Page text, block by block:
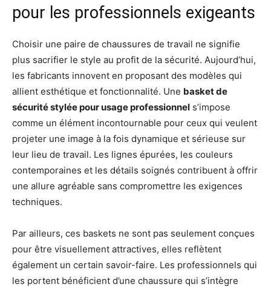
pour les professionnels exigeants
Choisir une paire de chaussures de travail ne signifie
plus sacrifier le style au profit de la sécurité. Aujourd’hui,
les fabricants innovent en proposant des modèles qui
allient esthétique et fonctionnalité. Une basket de
sécurité stylée pour usage professionnel s’impose
comme un élément incontournable pour ceux qui veulent
projeter une image à la fois dynamique et sérieuse sur
leur lieu de travail. Les lignes épurées, les couleurs
contemporaines et les détails soignés contribuent à offrir
une allure agréable sans compromettre les exigences
techniques.
Par ailleurs, ces baskets ne sont pas seulement conçues
pour être visuellement attractives, elles reflètent
également un certain savoir-faire. Les professionnels qui
les portent bénéficient d’une chaussure qui s’intègre